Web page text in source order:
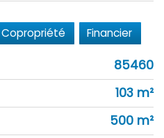
Copropriété Financier
85460
103 m²
500 m²